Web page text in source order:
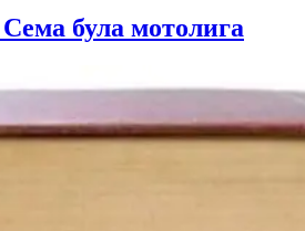
була мотолига